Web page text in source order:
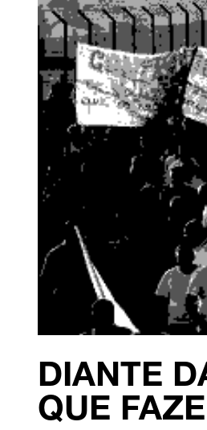
DIANTE
QUE